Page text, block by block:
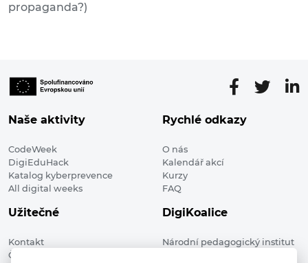
propaganda?)
Naše aktivity
CodeWeek
DigiEduHack
Katalog kyberprevence
All digital weeks
Rychlé odkazy
O nás
Kalendář akcí
Kurzy
FAQ
Užitečné
Kontakt
Členské organizace
DigiKoalice
Národní pedagogický institut